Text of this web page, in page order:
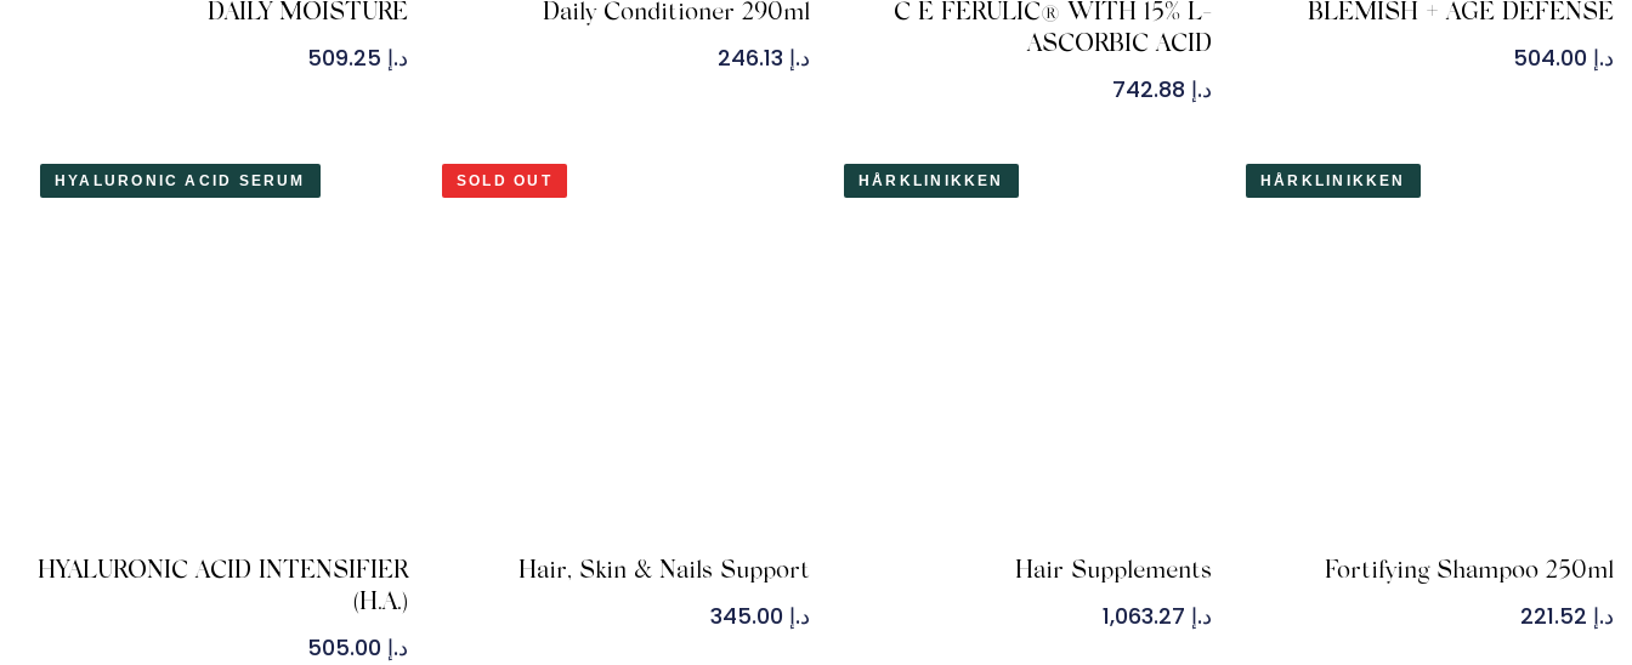
BLEMISH + AGE DEFENSE
د.إ
C E FERULIC® WITH 15% L-
ASCORBIC ACID
د.إ
Daily Conditioner 290ml
د.إ
DAILY MOISTURE
د.إ
HÅRKLINIKKEN
Fortifying Shampoo 250ml
د.إ
HÅRKLINIKKEN
Hair Supplements
د.إ
SOLD OUT
Hair, Skin & Nails Support
د.إ
HYALURONIC ACID SERUM
HYALURONIC ACID INTENSIFIER
(H.A.)
د.إ